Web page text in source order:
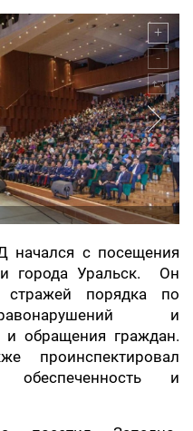
начался с посещения
города Уральск. Он
стражей порядка по
и
обращения граждан.
проинспектировал
обеспеченность и